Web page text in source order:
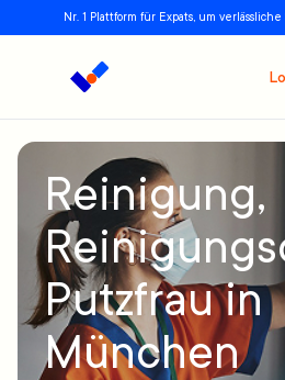
Nr. 1 Plattform für Expats, um
Reinigung,
Putzfrau in
München